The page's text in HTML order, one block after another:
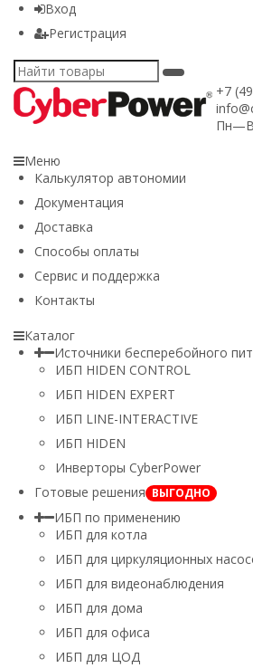
Вход
Регистрация
+7
Меню
Калькулятор автономии
Документация
Доставка
Способы оплаты
Сервис и поддержка
Контакты
Каталог
Источники бесперебойного
ИБП HIDEN CONTROL
ИБП HIDEN EXPERT
ИБП LINE-INTERACTIVE
ИБП HIDEN
Инверторы CyberPower
Готовые решения ВЫГОДНО
ИБП по применению
ИБП для котла
ИБП для циркуляционных
ИБП для видеонаблюдения
ИБП для дома
ИБП для офиса
ИБП для ЦОД